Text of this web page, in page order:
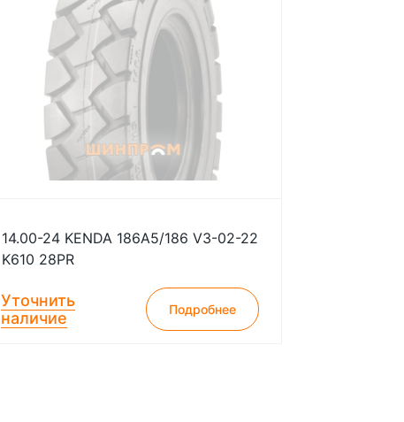
14.00-24 KENDA 186A5/186 V3-02-22
K610 28PR
Уточнить
наличие
Подробнее